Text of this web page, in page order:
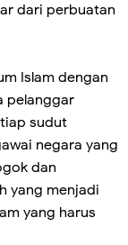
dari perbuatan
Islam dengan
pelanggar
sudut
negara yang
dan
yang menjadi
yang harus